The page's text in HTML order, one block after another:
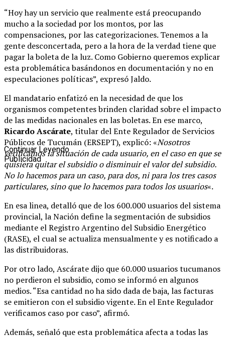
“Hoy hay un servicio que realmente está preocupando
mucho a la sociedad por los montos, por las
compensaciones, por las categorizaciones. Tenemos a la
gente desconcertada, pero a la hora de la verdad tiene que
pagar la boleta de la luz. Como Gobierno queremos explicar
esta problemática basándonos en documentación y no en
especulaciones políticas”, expresó Jaldo.
El mandatario enfatizó en la necesidad de que los
organismos competentes brinden claridad sobre el impacto
de las medidas nacionales en las boletas. En ese marco,
Ricardo Ascárate, titular del Ente Regulador de Servicios
Públicos de Tucumán (ERSEPT), explicó: «Nosotros
verificamos la situación de cada usuario, en el caso en que se
quisiera quitar el subsidio o disminuir el valor del subsidio.
No lo hacemos para un caso, para dos, ni para los tres casos
particulares, sino que lo hacemos para todos los usuarios«.
En esa linea, detalló que de los 600.000 usuarios del sistema
provincial, la Nación define la segmentación de subsidios
mediante el Registro Argentino del Subsidio Energético
(RASE), el cual se actualiza mensualmente y es notificado a
las distribuidoras.
Por otro lado, Ascárate dijo que 60.000 usuarios tucumanos
no perdieron el subsidio, como se informó en algunos
medios. “Esa cantidad no ha sido dada de baja, las facturas
se emitieron con el subsidio vigente. En el Ente Regulador
verificamos caso por caso”, afirmó.
Además, señaló que esta problemática afecta a todas las
Continuar Leyendo
Publicidad